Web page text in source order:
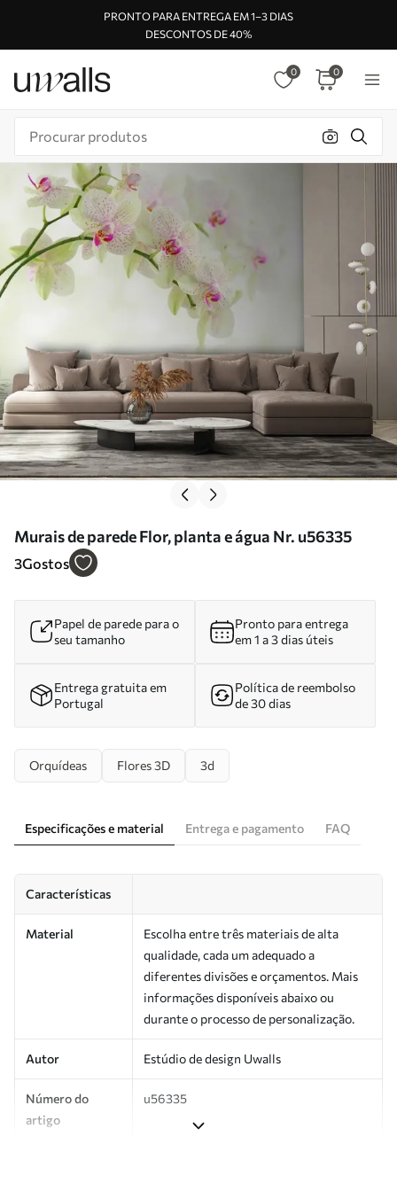
PRONTO PARA ENTREGA EM 1–3 DIAS
DESCONTOS DE 40%
0 0
Murais de parede Flor, planta e água Nr. u56335
3Gostos
Papel de parede para o
seu tamanho
Pronto para entrega
em 1 a 3 dias úteis
Entrega gratuita em
Portugal
Política de reembolso
de 30 dias
Orquídeas Flores 3D 3d
Especificações e material Entrega e pagamento FAQ
Características
Material
Escolha entre três materiais de alta
qualidade, cada um adequado a
diferentes divisões e orçamentos. Mais
informações disponíveis abaixo ou
durante o processo de personalização.
Autor Estúdio de design Uwalls
Número do
artigo
u56335